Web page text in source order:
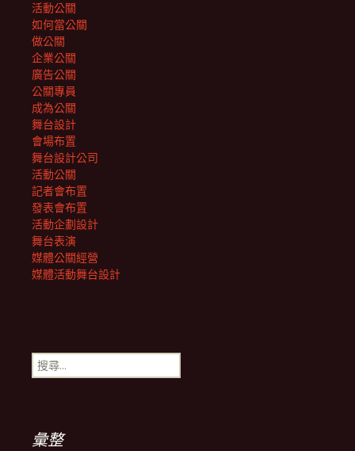
活動公關
如何當公關
做公關
企業公關
廣告公關
公關專員
成為公關
舞台設計
會場布置
舞台設計公司
活動公關
記者會布置
發表會布置
活動企劃設計
舞台表演
媒體公關經營
媒體活動舞台設計
搜
尋
彙整